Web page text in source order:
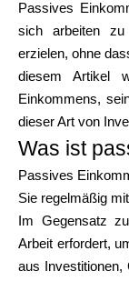
Passives
sich arbeiten zu
erzielen, ohne
diesem Artikel
Einkommens,
dieser Art von
Was ist
Passives
Sie regelmäßig
Im Gegensatz
Arbeit erfordert,
aus Investitionen,